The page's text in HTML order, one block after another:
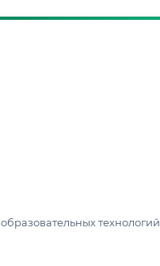
технологий